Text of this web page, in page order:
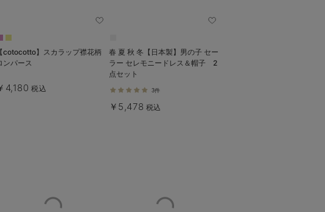
【cotocotto】スカラップ襟花柄
ンパース
4,180 税込
春 夏 秋 冬【日本製】男の子 セー
ラー セレモニードレス＆帽子 2
点セット
3件
￥5,478 税込